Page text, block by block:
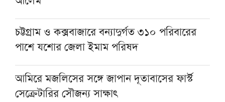
মসজিদের ছাদে বিদ্যুৎস্পৃষ্টে প্রাণ গেল মুয়াজ্জিনের
মুহাম্মদ (সা.)-কে সর্বশেষ নবী বিশ্বাস না করলে
মুসলমান থাকা যায় না: দেওবন্দের মুহতামিম
চট্টগ্রাম ও কক্সবাজারে বন্যাদুর্গত ৩১০ পরিবারের
পাশে যশোর জেলা ইমাম পরিষদ
আমিরে মজলিসের সঙ্গে জাপান দূতাবাসের ফার্স্ট
সেক্রেটারির সৌজন্য সাক্ষাৎ